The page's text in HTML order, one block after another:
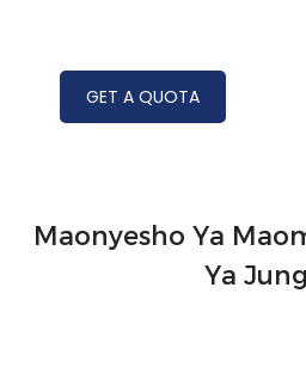
GET A QUOTA
Maonyesho Ya
Ya